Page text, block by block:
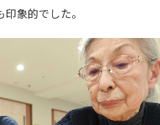
象的でした。